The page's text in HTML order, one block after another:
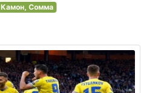
Камон, Сомма